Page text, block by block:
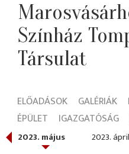
Színház
Társulat
ELŐADÁSOK GALÉRIÁK
ÉPÜLET
IGAZGATÓSÁG
2023. május 2023.